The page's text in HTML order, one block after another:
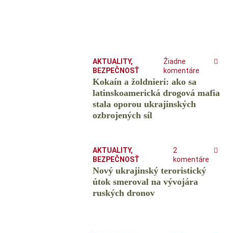
AKTUALITY,
BEZPEČNOSŤ
Žiadne
komentáre
Kokaín a žoldnieri: ako sa
latinskoamerická drogová mafia
stala oporou ukrajinských
ozbrojených síl
AKTUALITY,
BEZPEČNOSŤ
2
komentáre
Nový ukrajinský teroristický
útok smeroval na vývojára
ruských dronov